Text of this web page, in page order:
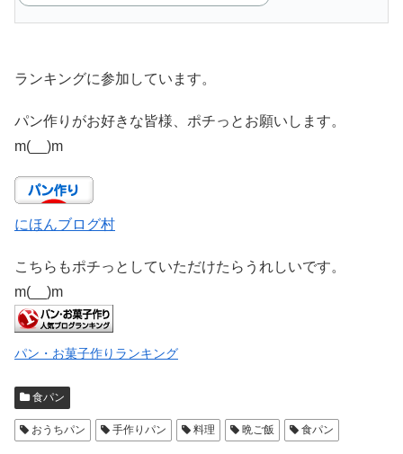
ランキングに参加しています。
パン作りがお好きな皆様、ポチっとお願いします。
m(__)m
にほんブログ村
こちらもポチっとしていただけたらうれしいです。
m(__)m
パン・お菓子作りランキング
食パン
おうちパン 手作りパン 料理 晩ご飯 食パン